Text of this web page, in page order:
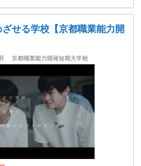
せる学校【京都職業能力開
京都職業能力開発短期大学校